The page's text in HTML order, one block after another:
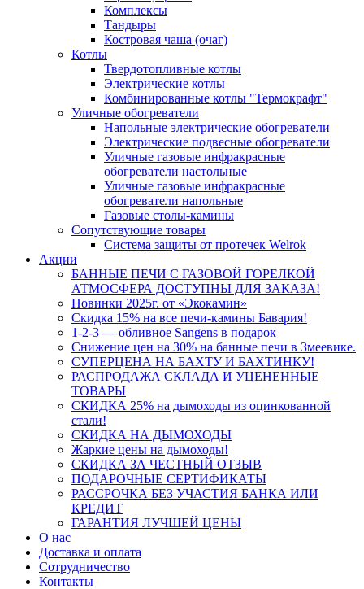
Комплексы
Тандыры
Костровая чаша (очаг)
Котлы
Твердотопливные котлы
Электрические котлы
Комбинированные котлы "Термокрафт"
Уличные обогреватели
Напольные электрические обогреватели
Электрические подвесные обогреватели
Уличные газовые инфракрасные
обогреватели настольные
Уличные газовые инфракрасные
обогреватели напольные
Газовые столы-камины
Сопутствующие товары
Система защиты от протечек Welrok
Акции
БАННЫЕ ПЕЧИ С ГАЗОВОЙ ГОРЕЛКОЙ
АТМОСФЕРА ДОСТУПНЫ ДЛЯ ЗАКАЗА!
Новинки 2025г. от «Экокамин»
Скидка 15% на все печи-камины Бавария!
1-2-3 — обливное Sangens в подарок
Снижение цен на 30% на банные печи в Змеевике.
СУПЕРЦЕНА НА БАХТУ И БАХТИНКУ!
РАСПРОДАЖА СКЛАДА И УЦЕНЕННЫЕ
ТОВАРЫ
СКИДКА 25% на дымоходы из оцинкованной
стали!
СКИДКА НА ДЫМОХОДЫ
Жаркие цены на дымоходы!
СКИДКА ЗА ЧЕСТНЫЙ ОТЗЫВ
ПОДАРОЧНЫЕ СЕРТИФИКАТЫ
РАССРОЧКА БЕЗ УЧАСТИЯ БАНКА ИЛИ
КРЕДИТ
ГАРАНТИЯ ЛУЧШЕЙ ЦЕНЫ
О нас
Доставка и оплата
Сотрудничество
Контакты